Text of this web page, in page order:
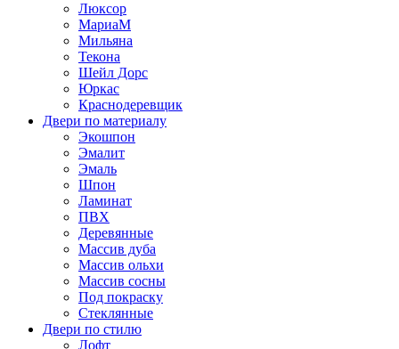
Люксор
МариаМ
Мильяна
Текона
Шейл Дорс
Юркас
Краснодеревщик
Двери по материалу
Экошпон
Эмалит
Эмаль
Шпон
Ламинат
ПВХ
Деревянные
Массив дуба
Массив ольхи
Массив сосны
Под покраску
Стеклянные
Двери по стилю
Лофт